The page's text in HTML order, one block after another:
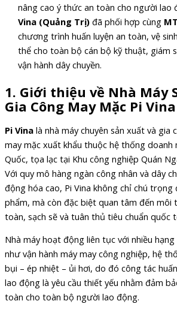
nâng cao ý thức an toàn cho người lao
Vina (Quảng Trị)đã phối hợp cùng
chương trình huấn luyện an toàn, vệ
thể cho toàn bộ cán bộ kỹ thuật, giám
vận hành dây chuyền.
1. Giới thiệu về Nhà Máy
Gia Công May Mặc Pi Vina
Pi Vina là nhà máy chuyên sản xuất và gia
may mặc xuất khẩu thuộc hệ thống doanh
Quốc, tọa lạc tại Khu công nghiệp Quán
Với quy mô hàng ngàn công nhân và dây
động hóa cao, Pi Vina không chỉ chú trọng
phẩm, mà còn đặc biệt quan tâm đến môi
toàn, sạch sẽ và tuân thủ tiêu chuẩn quốc
Nhà máy hoạt động liên tục với nhiều
như vận hành máy may công nghiệp, hệ
bụi – ép nhiệt – ủi hơi, do đó công tác
lao động là yêu cầu thiết yếu nhằm đảm
toàn cho toàn bộ người lao động.